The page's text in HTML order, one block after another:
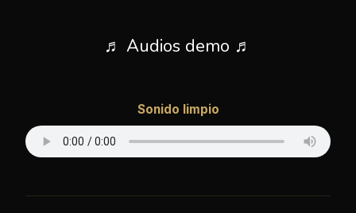
♬ Audios demo ♬
Sonido limpio